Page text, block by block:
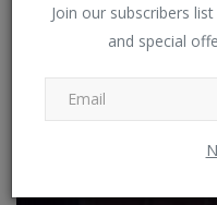
Join our subscribers
and special
Ford раскрыл салон,
хардкорного...